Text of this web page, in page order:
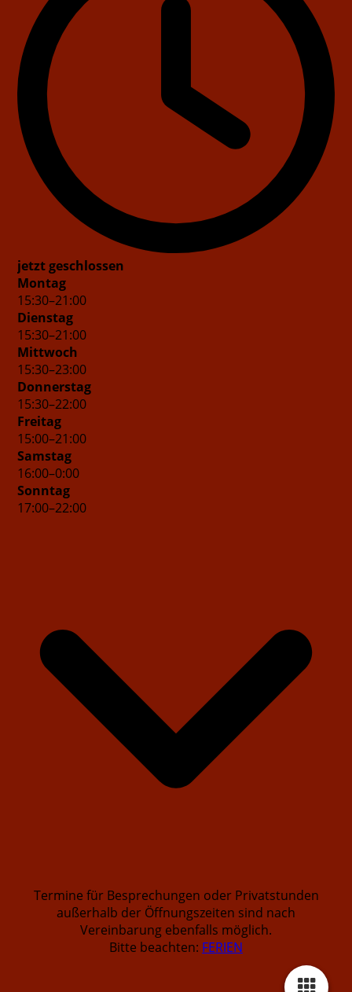
jetzt geschlossen
Montag
15:30–21:00
Dienstag
15:30–21:00
Mittwoch
15:30–23:00
Donnerstag
15:30–22:00
Freitag
15:00–21:00
Samstag
16:00–0:00
Sonntag
17:00–22:00
Termine für Besprechungen oder Privatstunden
außerhalb der Öffnungszeiten sind nach
Vereinbarung ebenfalls möglich.
Bitte beachten: FERIEN